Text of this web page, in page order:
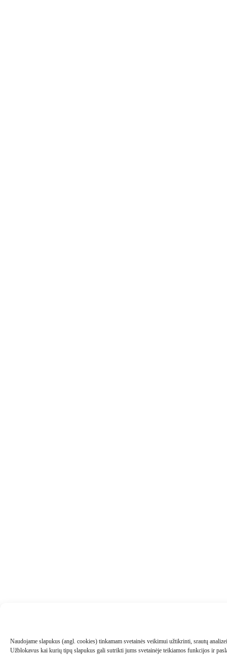
Naudojame slapukus (angl. cookies) tinkamam svetainės veikimui užtikrinti, srautų
Užblokavus kai kurių tipų slapukus gali sutrikti jums svetainėje teikiamos funkcijos ir